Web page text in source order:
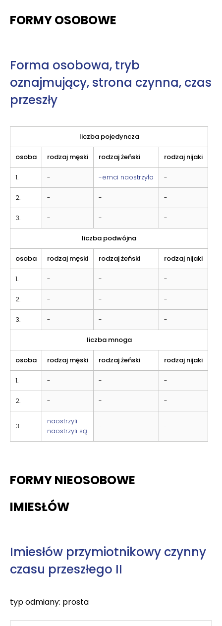
FORMY OSOBOWE
Forma osobowa, tryb
oznajmujący, strona czynna, czas
przeszły
liczba pojedyncza
osoba rodzaj męski rodzaj żeński rodzaj nijaki
1. - -emci naostrzyła -
2. - - -
3. - - -
liczba podwójna
osoba rodzaj męski rodzaj żeński rodzaj nijaki
1. - - -
2. - - -
3. - - -
liczba mnoga
osoba rodzaj męski rodzaj żeński rodzaj nijaki
1. - - -
2. - - -
3.
naostrzyli
naostrzyli są
- -
FORMY NIEOSOBOWE
IMIESŁÓW
Imiesłów przymiotnikowy czynny
czasu przeszłego II
typ odmiany: prosta